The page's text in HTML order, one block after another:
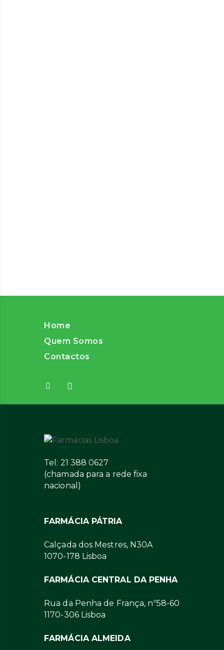
Home
Quem Somos
Contactos
Tel: 21 388 0627
(chamada para a rede fixa
nacional)
FARMÁCIA PÁTRIA
Calçada dos Mestres, N30A
1070-178 Lisboa
FARMÁCIA CENTRAL DA PENHA
Rua da Penha de França, nº58-60
1170-306 Lisboa
FARMÁCIA ALMEIDA